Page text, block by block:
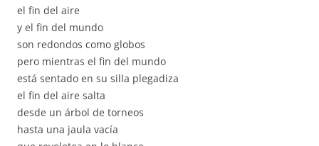
el fin del aire
y el fin del mundo
son redondos como globos
pero mientras el fin del mundo
está sentado en su silla plegadiza
el fin del aire salta
desde un árbol de torneos
hasta una jaula vacía